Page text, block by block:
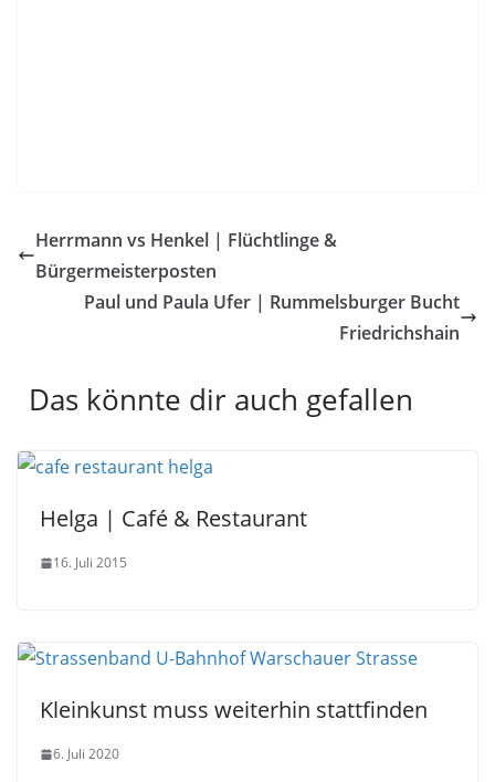
Herrmann vs Henkel | Flüchtlinge &
Bürgermeisterposten
Paul und Paula Ufer | Rummelsburger Bucht
Friedrichshain
Das könnte dir auch gefallen
Helga | Café & Restaurant
16. Juli 2015
Kleinkunst muss weiterhin stattfinden
6. Juli 2020